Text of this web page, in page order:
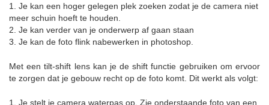
1. Je kan een hoger gelegen plek zoeken zodat je de camera niet
meer schuin hoeft te houden.
2. Je kan verder van je onderwerp af gaan staan
3. Je kan de foto flink nabewerken in photoshop.
Met een tilt-shift lens kan je de shift functie gebruiken om ervoor
te zorgen dat je gebouw recht op de foto komt. Dit werkt als volgt:
1. Je stelt je camera waterpas op. Zie onderstaande foto van een